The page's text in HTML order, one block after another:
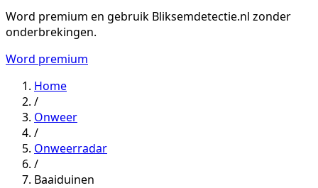
Word premium en gebruik Bliksemdetectie.nl zonder
onderbrekingen.
Word premium
Home
/
Onweer
/
Onweerradar
/
Baaiduinen